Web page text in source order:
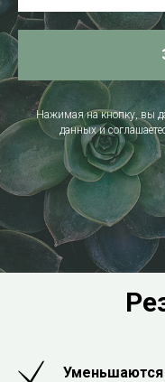
Нажимая на кнопку, вы
данных и